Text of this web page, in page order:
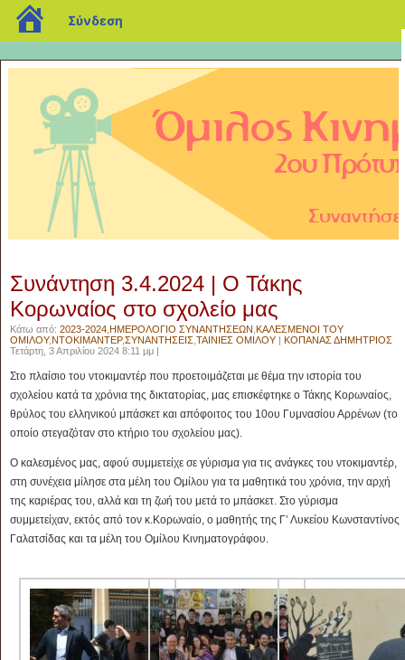
blogs.sch.gr
Σύνδεση
Συνάντηση 3.4.2024 | Ο Τάκης
Κορωναίος στο σχολείο μας
Κάτω από: 2023-2024 ΗΜΕΡΟΛΟΓΙΟ ΣΥΝΑΝΤΗΣΕΩΝ ΚΑΛΕΣΜΕΝΟΙ ΤΟΥ
ΟΜΙΛΟΥ,ΝΤΟΚΙΜΑΝΤΕΡ,ΣΥΝΑΝΤΗΣΕΙΣ ΤΑΙΝΙΕΣ ΟΜΙΛΟΥ | ΚΟΠΑΝΑΣ ΔΗΜΗΤΡΙΟΣ
Τετάρτη, 3 Απριλίου 2024 8:11 μμ |
Στο πλαίσιο του ντοκιμαντέρ που προετοιμάζεται με θέμα την ιστορία του
σχολείου κατά τα χρόνια της δικτατορίας, μας επισκέφτηκε ο Τάκης Κορωναίος,
θρύλος του ελληνικού μπάσκετ και απόφοιτος του 10ου Γυμνασίου Αρρένων (το
οποίο στεγαζόταν στο κτήριο του σχολείου μας).
Ο καλεσμένος μας, αφού συμμετείχε σε γύρισμα για τις ανάγκες του ντοκιμαντέρ,
στη συνέχεια μίλησε στα μέλη του Ομίλου για τα μαθητικά του χρόνια, την αρχή
της καριέρας του, αλλά και τη ζωή του μετά το μπάσκετ. Στο γύρισμα
συμμετείχαν, εκτός από τον κ.Κορωναίο, ο μαθητής της Γ’ Λυκείου Κωνσταντίνος
Γαλατσίδας και τα μέλη του Ομίλου Κινηματογράφου.